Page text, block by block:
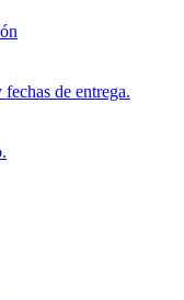
de entrega.